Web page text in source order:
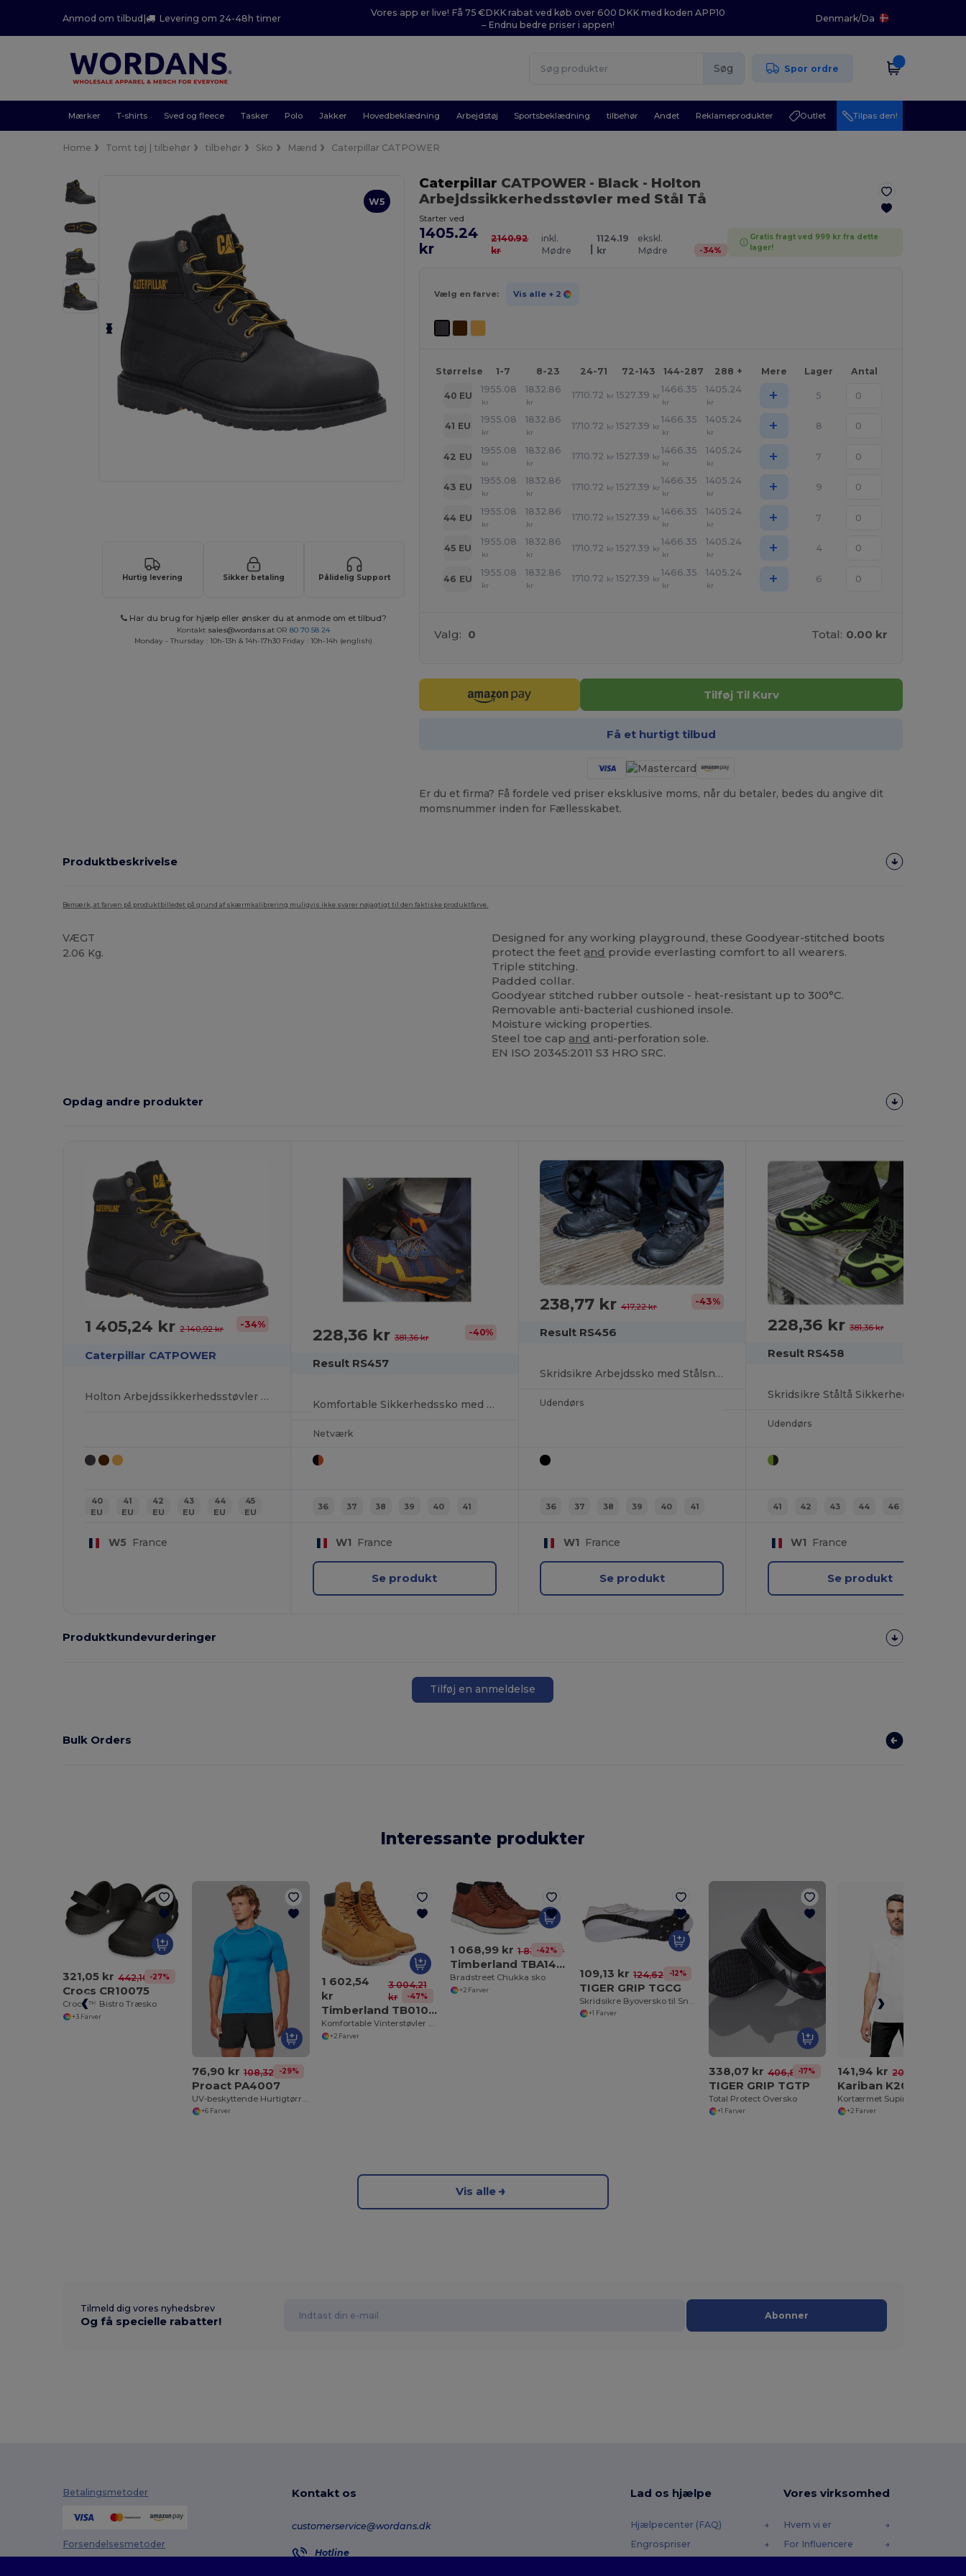
Anmod om tilbud| Levering om 24-48h timer
Vores app er live! Få 75 €DKK rabat ved køb over 600 DKK med koden APP10
– Endnu bedre priser i appen!
Denmark/Da
Søg Spor ordre
Mærker T-shirts Sved og fleece Tasker Polo Jakker Hovedbeklædning Arbejdstøj Sportsbeklædning tilbehør Andet Reklameprodukter Outlet Tilpas den!
Home Tomt tøj | tilbehør tilbehør Sko Mænd Caterpillar CATPOWER
W5
Hurtig levering Sikker betaling Pålidelig Support
Har du brug for hjælp eller ønsker du at anmode om et tilbud?
Kontakt sales@wordans.at OR80 70 58 24
Monday - Thursday : 10h-13h & 14h-17h30 Friday : 10h-14h (english)
Caterpillar CATPOWER - Black- Holton
Arbejdssikkerhedsstøvler med Stål Tå
Starter ved
1405.24
kr
2140.92
kr
inkl.
Mødre
|
1124.19
kr
ekskl.
Mødre
-34%
Gratis fragt ved 999 kr fra dette
lager!
Vælg en farve: Vis alle + 2
Størrelse 1-7 8-23 24-71 72-143 144-287 288 + Mere Lager Antal
40 EU
1955.08
kr
1832.86
kr
1710.72 kr 1527.39 kr
1466.35
kr
1405.24
kr + 5
41 EU
1955.08
kr
1832.86
kr
1710.72 kr 1527.39 kr
1466.35
kr
1405.24
kr + 8
42 EU
1955.08
kr
1832.86
kr
1710.72 kr 1527.39 kr
1466.35
kr
1405.24
kr + 7
43 EU
1955.08
kr
1832.86
kr
1710.72 kr 1527.39 kr
1466.35
kr
1405.24
kr + 9
44 EU
1955.08
kr
1832.86
kr
1710.72 kr 1527.39 kr
1466.35
kr
1405.24
kr + 7
45 EU
1955.08
kr
1832.86
kr
1710.72 kr 1527.39 kr
1466.35
kr
1405.24
kr + 4
46 EU
1955.08
kr
1832.86
kr
1710.72 kr 1527.39 kr
1466.35
kr
1405.24
kr + 6
Valg: 0 Total: 0.00 kr
Tilføj Til Kurv
Få et hurtigt tilbud
Er du et firma? Få fordele ved priser eksklusive moms, når du betaler, bedes du angive dit
momsnummer inden for Fællesskabet.
Produktbeskrivelse
Bemærk, at farven på produktbilledet på grund af skærmkalibrering muligvis ikke svarer nøjagtigt til den faktiske produktfarve.
VÆGT
2.06 Kg.
Designed for any working playground, these Goodyear-stitched boots
protect the feet and provide everlasting comfort to all wearers.
Triple stitching.
Padded collar.
Goodyear stitched rubber outsole - heat-resistant up to 300°C.
Removable anti-bacterial cushioned insole.
Moisture wicking properties.
Steel toe cap and anti-perforation sole.
EN ISO 20345:2011 S3 HRO SRC.
Opdag andre produkter
1 405,24 kr2 140,92 kr -34%
Caterpillar CATPOWER
Holton Arbejdssikkerhedsstøvler med Stål Tå
40
EU
41
EU
42
EU
43
EU
44
EU
45
EU
W5 France
228,36 kr 381,36 kr -40%
Result RS457
Komfortable Sikkerhedssko med Stål Tå og Skridsikker Sål
Netværk
36 37 38 39 40 41
W1 France
Se produkt
238,77 kr417,22 kr -43%
Result RS456
Skridsikre Arbejdssko med Stålsnude og Olieresistens
Udendørs
36 37 38 39 40 41
W1 France
Se produkt
228,36 kr 381,36 kr
Result RS458
Udendørs
41 42 43 44 46
W1 France
Se produkt
Produktkundevurderinger
Tilføj en anmeldelse
Bulk Orders
Interessante produkter
321,05 kr 442,10 kr-27%
Crocs CR10075
Crocs ™ Bistro Træsko
+3 Farver
76,90 kr 108,32 kr-29%
Proact PA4007
UV-beskyttende Hurtigtørrende Surf T-shirt til Voksne
+6 Farver
1 602,54
kr
3 004,21
kr
-47%
Timberland TB010061
Komfortable Vinterstøvler med PrimaLoft Isolering
+2 Farver
1 068,99 kr 1 835,12 kr
-42%
Timberland TBA146Q
Bradstreet Chukka sko
+2 Farver
109,13 kr 124,62 kr-12%
TIGER GRIP TGCG
+1 Farver
338,07 kr 406,89 kr
-17%
TIGER GRIP TGTP
Total Protect Oversko
+1 Farver
141,94 kr 209,81 kr
Kariban K2000
+2 Farver
Vis alle
Tilmeld dig vores nyhedsbrev
Og få specielle rabatter! Abonner
Betalingsmetoder
Forsendelsesmetoder
Kontakt os
customerservice@wordans.dk
Hotline
Lad os hjælpe
Hjælpecenter (FAQ)
Engrospriser
Vores virksomhed
Hvem vi er
For Influencere